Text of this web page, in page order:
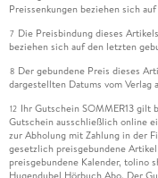
Preissenkungen beziehen sich
7 Die Preisbindung dieses
beziehen sich auf den letzten
8 Der gebundene Preis dieses
dargestellten Datums vom Verlag
12 Ihr Gutschein SOMMER13 gilt
Gutschein ausschließlich online
zur Abholung mit Zahlung in der
gesetzlich preisgebundene
preisgebundene Kalender, tolino